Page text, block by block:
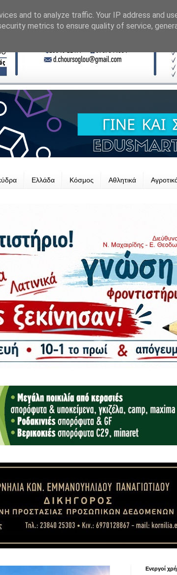
Ελλάδα Κόσμος Αθλητικά
Ενεργοί
and to analyze traffic. Your IP address and
metrics to ensure quality of service,